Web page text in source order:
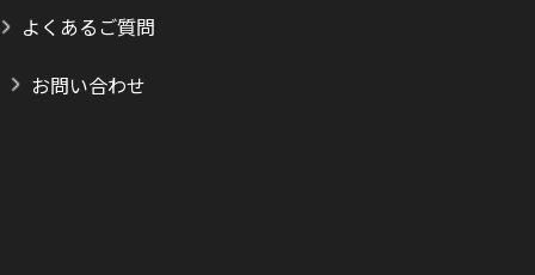
よくあるご質問
お問い合わせ